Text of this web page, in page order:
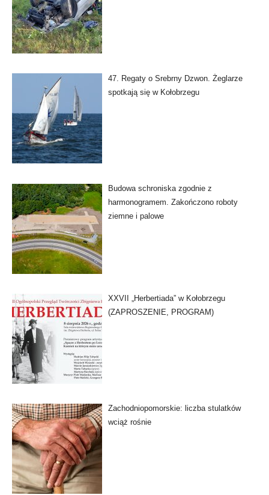
47. Regaty o Srebrny Dzwon. Żeglarze
spotkają się w Kołobrzegu
Budowa schroniska zgodnie z
harmonogramem. Zakończono roboty
ziemne i palowe
XXVII „Herbertiada” w Kołobrzegu
(ZAPROSZENIE, PROGRAM)
Zachodniopomorskie: liczba stulatków
wciąż rośnie